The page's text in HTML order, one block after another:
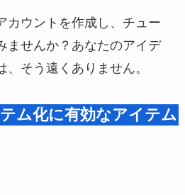
カウントを作成し、チュー
ませんか？あなたのアイデ
そう遠くありません。
テム化に有効なアイテム